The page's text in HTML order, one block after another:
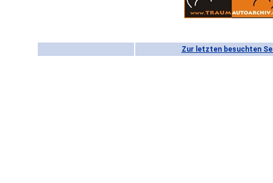
Zur letzten besuchten